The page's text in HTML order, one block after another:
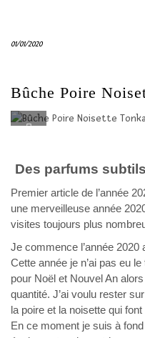
01/01/2020
Bûche Poire
Des parfums
Premier article de l’année
une merveilleuse année
visites toujours plus
Je commence l’année
Cette année je n’ai pas eu
pour Noël et Nouvel An
quantité. J’ai voulu rester
la poire et la noisette qui
En ce moment je suis à